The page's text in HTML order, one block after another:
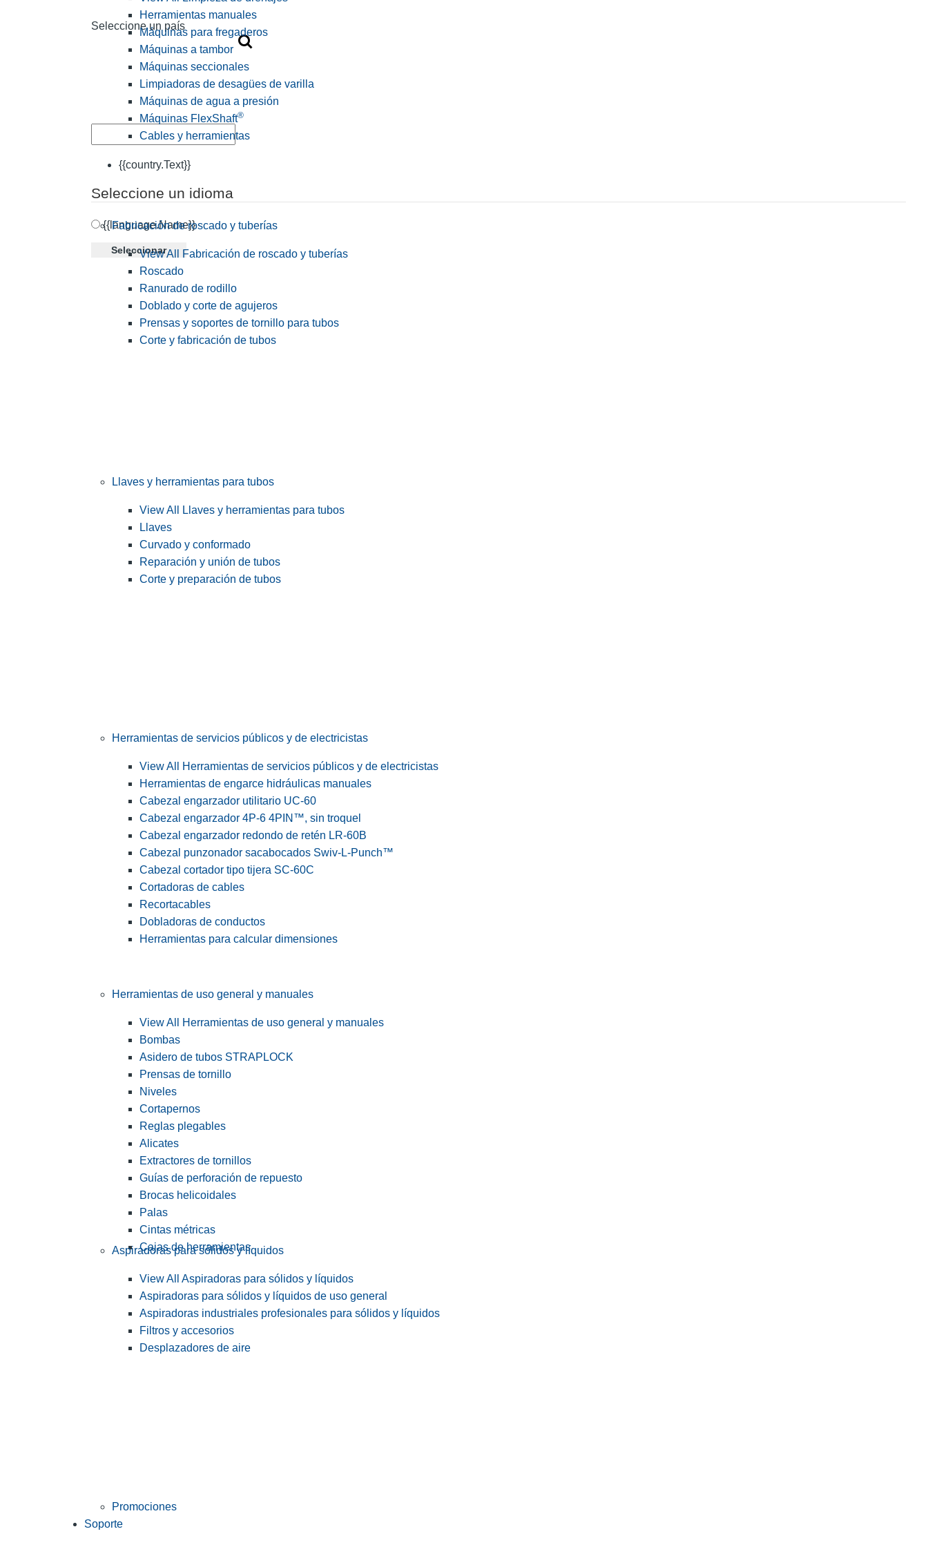
Seleccione un país
{{country.Text}}
Seleccione un idioma
{{language.Name}}
Seleccionar
Herramientas manuales
Máquinas para fregaderos
Máquinas a tambor
Máquinas seccionales
Limpiadoras de desagües de varilla
Máquinas de agua a presión
Máquinas FlexShaft®
Cables y herramientas
Fabricación de roscado y tuberías
View All Fabricación de roscado y tuberías
Roscado
Ranurado de rodillo
Doblado y corte de agujeros
Prensas y soportes de tornillo para tubos
Corte y fabricación de tubos
Llaves y herramientas para tubos
View All Llaves y herramientas para tubos
Llaves
Curvado y conformado
Reparación y unión de tubos
Corte y preparación de tubos
Herramientas de servicios públicos y de electricistas
View All Herramientas de servicios públicos y de electricistas
Herramientas de engarce hidráulicas manuales
Cabezal engarzador utilitario UC-60
Cabezal engarzador 4P-6 4PIN™, sin troquel
Cabezal engarzador redondo de retén LR-60B
Cabezal punzonador sacabocados Swiv-L-Punch™
Cabezal cortador tipo tijera SC-60C
Cortadoras de cables
Recortacables
Dobladoras de conductos
Herramientas para calcular dimensiones
Herramientas de uso general y manuales
View All Herramientas de uso general y manuales
Bombas
Asidero de tubos STRAPLOCK
Prensas de tornillo
Niveles
Cortapernos
Reglas plegables
Alicates
Extractores de tornillos
Guías de perforación de repuesto
Brocas helicoidales
Palas
Cintas métricas
Cajas de herramientas
Aspiradoras para sólidos y líquidos
View All Aspiradoras para sólidos y líquidos
Aspiradoras para sólidos y líquidos de uso general
Aspiradoras industriales profesionales para sólidos y líquidos
Filtros y accesorios
Desplazadores de aire
Promociones
Soporte